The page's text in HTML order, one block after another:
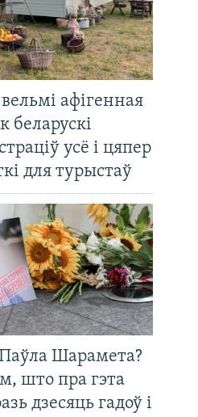
афігенная
беларускі
усё і цяпер
для турыстаў
Шарамета?
што пра гэта
дзесяць гадоў і